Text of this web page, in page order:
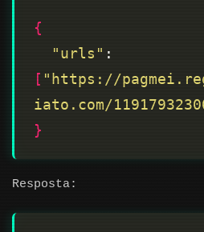
{
"urls"
[ "https://
iato.com/
}
Resposta: